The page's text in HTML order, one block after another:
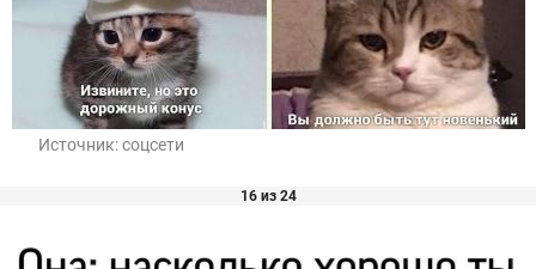
Источник:соцсети
16 из 24